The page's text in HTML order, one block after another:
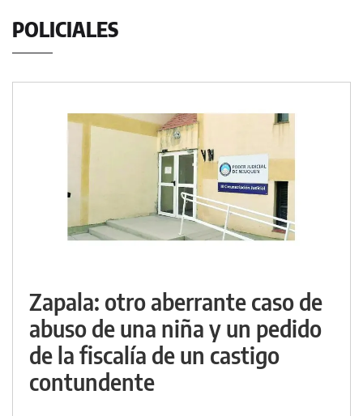
POLICIALES
Zapala: otro aberrante caso de
abuso de una niña y un pedido
de la fiscalía de un castigo
contundente